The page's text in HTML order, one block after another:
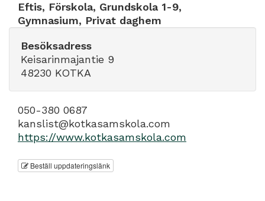
Eftis, Förskola, Grundskola 1-9,
Gymnasium, Privat daghem
Besöksadress
Keisarinmajantie 9
48230 KOTKA
050-380 0687
kanslist@kotkasamskola.com
https://www.kotkasamskola.com
Beställ uppdateringslänk